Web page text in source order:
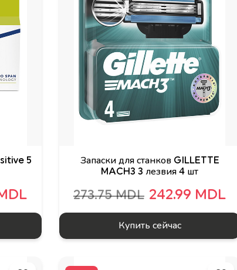
5
Запаски для станков GILLETTE
MACH3 3 лезвия 4 шт
273.75 MDL 242.99 MDL
Купить сейчас